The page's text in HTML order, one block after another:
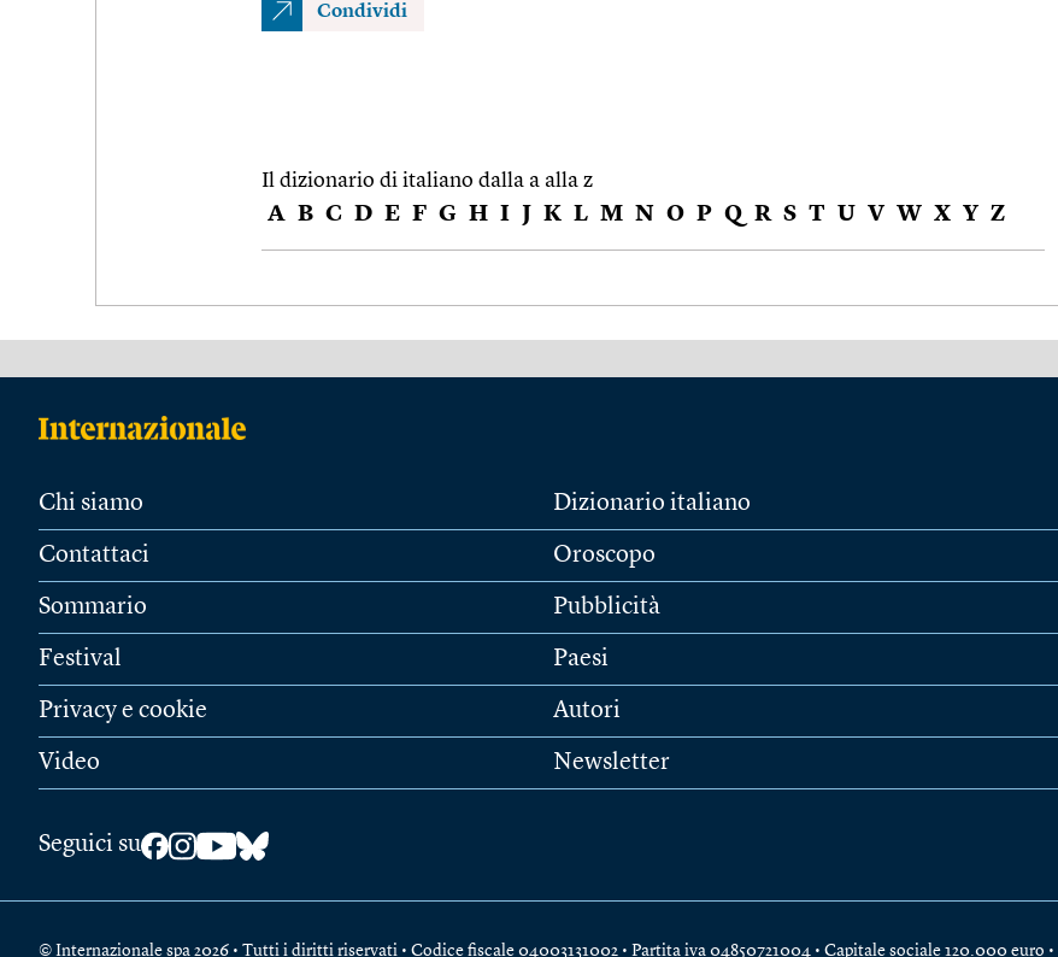
Condividi
Il dizionario di italiano dalla a alla z
A B C D E F G H I J K L M N O P Q R S T U V W X Y Z
Chi siamo
Contattaci
Sommario
Festival
Privacy e cookie
Video
Dizionario italiano
Oroscopo
Pubblicità
Paesi
Autori
Newsletter
Seguici su
© Internazionale spa 2026 • Tutti i diritti riservati • Codice fiscale 04003131002 • Partita iva 04850721004 • Capitale sociale 120.000 euro •